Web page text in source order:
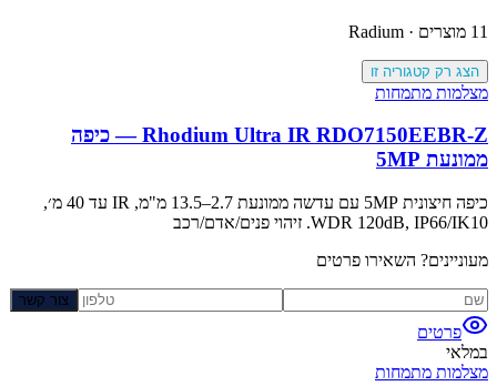
11 מוצרים · Radium
הצג רק קטגוריה זו
מצלמות מתמחות
Rhodium Ultra IR RDO7150EEBR-Z — כיפה
ממונעת 5MP
כיפה חיצונית 5MP עם עדשה ממונעת 2.7–13.5 מ"מ, IR עד 40 מ׳,
WDR 120dB, IP66/IK10. זיהוי פנים/אדם/רכב
מעוניינים? השאירו פרטים
צור קשר
פרטים
במלאי
מצלמות מתמחות